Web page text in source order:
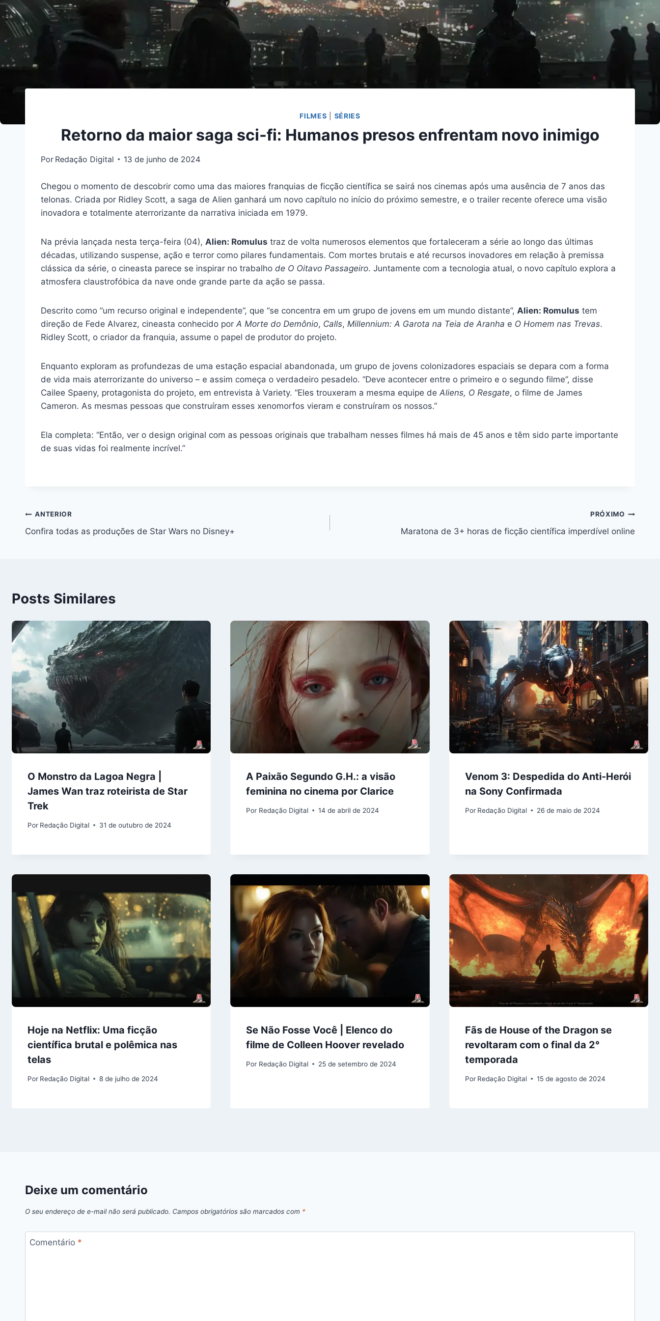
FILMES SÉRIES
Retorno da maior saga sci-fi: Humanos presos enfrentam novo inimigo
Por Redação Digital 13 de junho de 2024
Chegou o momento de descobrir como uma das maiores franquias de ficção científica se sairá nos cinemas após uma ausência de 7 anos das
telonas. Criada por Ridley Scott, a saga de Alien ganhará um novo capítulo no início do próximo semestre, e o trailer recente oferece uma visão
inovadora e totalmente aterrorizante da narrativa iniciada em 1979.
Na prévia lançada nesta terça-feira (04), Alien: Romulus traz de volta numerosos elementos que fortaleceram a série ao longo das últimas
décadas, utilizando suspense, ação e terror como pilares fundamentais. Com mortes brutais e até recursos inovadores em relação à premissa
clássica da série, o cineasta parece se inspirar no trabalho de O Oitavo Passageiro. Juntamente com a tecnologia atual, o novo capítulo explora a
atmosfera claustrofóbica da nave onde grande parte da ação se passa.
Descrito como “um recurso original e independente”, que “se concentra em um grupo de jovens em um mundo distante”, Alien: Romulus tem
direção de Fede Alvarez, cineasta conhecido por A Morte do Demônio, Calls, Millennium: A Garota na Teia de Aranha e O Homem nas Trevas.
Ridley Scott, o criador da franquia, assume o papel de produtor do projeto.
Enquanto exploram as profundezas de uma estação espacial abandonada, um grupo de jovens colonizadores espaciais se depara com a forma
de vida mais aterrorizante do universo – e assim começa o verdadeiro pesadelo. “Deve acontecer entre o primeiro e o segundo filme”, disse
Cailee Spaeny, protagonista do projeto, em entrevista à Variety. “Eles trouxeram a mesma equipe de Aliens, O Resgate, o filme de James
Cameron. As mesmas pessoas que construíram esses xenomorfos vieram e construíram os nossos.”
Ela completa: “Então, ver o design original com as pessoas originais que trabalham nesses filmes há mais de 45 anos e têm sido parte importante
de suas vidas foi realmente incrível.”
Navegação
de
ANTERIOR
Confira todas as produções de Star Wars no Disney+
PRÓXIMO
Maratona de 3+ horas de ficção científica imperdível online
Posts Similares
O Monstro da Lagoa Negra |
James Wan traz roteirista de Star
Trek
Por Redação Digital 31 de outubro de 2024
A Paixão Segundo G.H.: a visão
feminina no cinema por Clarice
Por Redação Digital 14 de abril de 2024
Venom 3: Despedida do Anti-Herói
na Sony Confirmada
Por Redação Digital 26 de maio de 2024
Hoje na Netflix: Uma ficção
científica brutal e polêmica nas
telas
Por Redação Digital 8 de julho de 2024
Se Não Fosse Você | Elenco do
filme de Colleen Hoover revelado
Por Redação Digital 25 de setembro de 2024
Fãs de House of the Dragon se
revoltaram com o final da 2°
temporada
Por Redação Digital 15 de agosto de 2024
Deixe um comentário
O seu endereço de e-mail não será publicado. Campos obrigatórios são marcados com *
Comentário *